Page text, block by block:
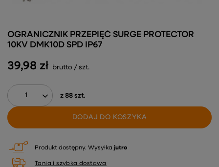
39,98 zł brutto / szt.
z 88 szt.
DODAJ DO KOSZYKA
OGRANICZNIK PRZEPIĘĆ SURGE PROTECTOR
10KV DMK10D SPD IP67
Produkt dostępny Wysyłka jutro
Tania i szybka dostawa